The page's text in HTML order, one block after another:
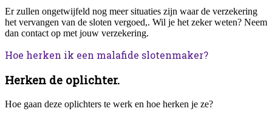
Er zullen ongetwijfeld nog meer situaties zijn waar de verzekering
het vervangen van de sloten vergoed,. Wil je het zeker weten? Neem
dan contact op met jouw verzekering.
Hoe herken ik een malafide slotenmaker?
Herken de oplichter.
Hoe gaan deze oplichters te werk en hoe herken je ze?